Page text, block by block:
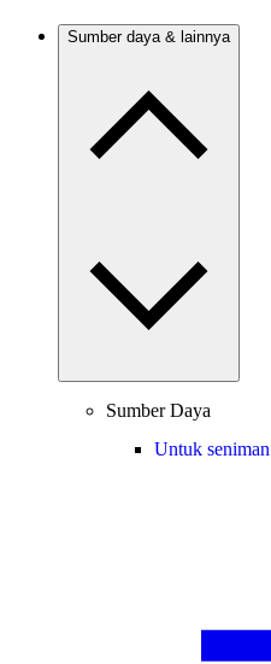
Sumber daya & lainnya
Sumber Daya
Untuk seniman